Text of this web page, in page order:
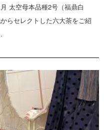
太空母本品種2号（福鼎白
らセレクトした六大茶をご紹